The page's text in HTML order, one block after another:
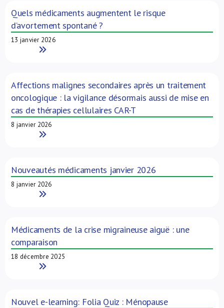
Quels médicaments augmentent le risque
d’avortement spontané ?
13 janvier 2026
Read More
Affections malignes secondaires après un traitement
oncologique : la vigilance désormais aussi de mise en
cas de thérapies cellulaires CAR-T
8 janvier 2026
Read More
Nouveautés médicaments janvier 2026
8 janvier 2026
Read More
Médicaments de la crise migraineuse aiguë : une
comparaison
18 décembre 2025
Read More
Nouvel e-learning: Folia Quiz : Ménopause